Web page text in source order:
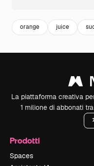
orange juice
La piattaforma creativa
1 milione di abbonati
Prodotti
Spaces